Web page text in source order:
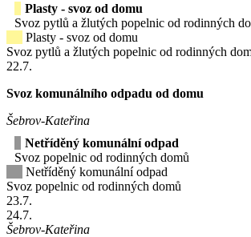
Plasty - svoz od domu
Svoz pytlů a žlutých popelnic od rodinných
Plasty - svoz od domu
Svoz pytlů a žlutých popelnic od rodinných
22.7.
Svoz komunálního odpadu od domu
Šebrov-Kateřina
Netříděný komunální odpad
Svoz popelnic od rodinných domů
Netříděný komunální odpad
Svoz popelnic od rodinných domů
23.7.
24.7.
Šebrov-Kateřina